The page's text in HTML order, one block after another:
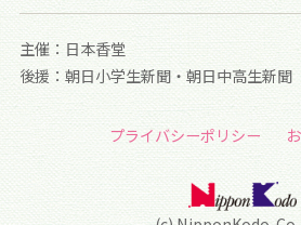
主催：日本香堂
後援：朝日小学生新聞・朝日中高生新聞
プライバシーポリシー